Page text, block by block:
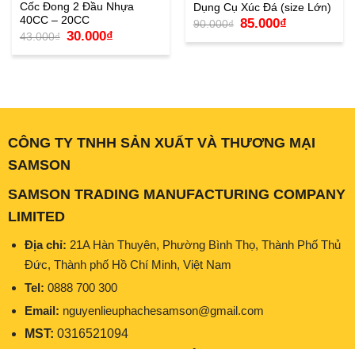
Cốc Đong 2 Đầu Nhựa
40CC – 20CC
43.000₫ Giá
gốc
là:
30.000₫Giá
tại
Dụng Cụ Xúc Đá (size Lớn)
90.000₫ Giá
gốc
là:
85.000₫Giá
tại
CÔNG TY TNHH SẢN XUẤT VÀ THƯƠNG MẠI
SAMSON
SAMSON TRADING MANUFACTURING COMPANY
LIMITED
Địa chỉ: 21A Hàn Thuyên, Phường Bình Thọ, Thành Phố Thủ
Đức, Thành phố Hồ Chí Minh, Việt Nam
Tel: 0888 700 300
Email: nguyenlieuphachesamson@gmail.com
MST: 0316521094